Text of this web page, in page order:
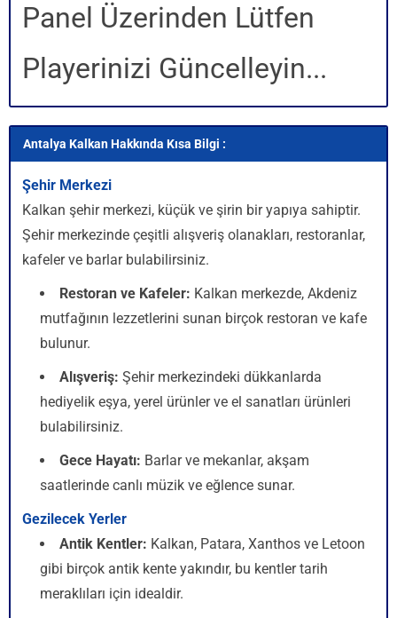
Panel Üzerinden Lütfen
Playerinizi Güncelleyin...
Antalya Kalkan Hakkında Kısa Bilgi :
Şehir Merkezi
Kalkan şehir merkezi, küçük ve şirin bir yapıya sahiptir.
Şehir merkezinde çeşitli alışveriş olanakları, restoranlar,
kafeler ve barlar bulabilirsiniz.
Restoran ve Kafeler: Kalkan merkezde, Akdeniz
mutfağının lezzetlerini sunan birçok restoran ve kafe
bulunur.
Alışveriş: Şehir merkezindeki dükkanlarda
hediyelik eşya, yerel ürünler ve el sanatları ürünleri
bulabilirsiniz.
Gece Hayatı: Barlar ve mekanlar, akşam
saatlerinde canlı müzik ve eğlence sunar.
Gezilecek Yerler
Antik Kentler: Kalkan, Patara, Xanthos ve Letoon
gibi birçok antik kente yakındır, bu kentler tarih
meraklıları için idealdir.